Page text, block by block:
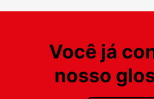
Você já
nosso